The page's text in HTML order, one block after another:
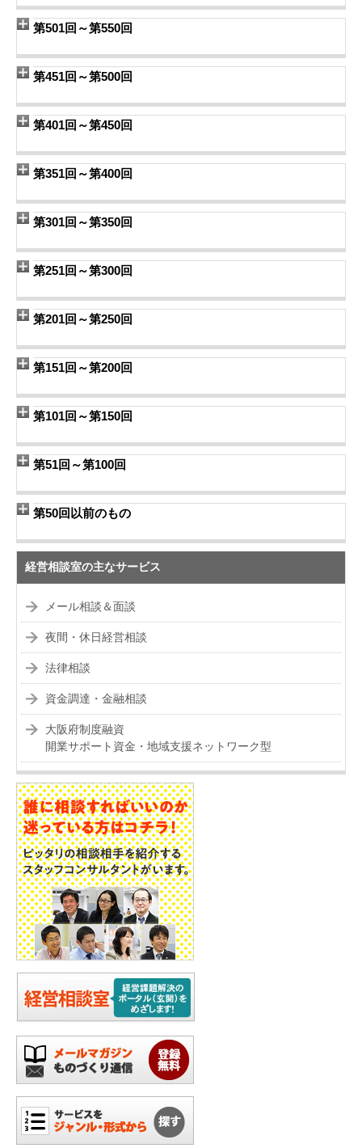
第501回～第550回
第451回～第500回
第401回～第450回
第351回～第400回
第301回～第350回
第251回～第300回
第201回～第250回
第151回～第200回
第101回～第150回
第51回～第100回
第50回以前のもの
経営相談室の主なサービス
メール相談＆面談
夜間・休日経営相談
法律相談
資金調達・金融相談
大阪府制度融資
開業サポート資金・地域支援ネットワーク型